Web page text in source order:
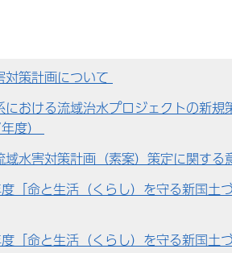
対策計画について
における流域治水プロジェクトの新
度）
域水害対策計画（素案）策定に関す
「命と生活（くらし）を守る新国土
「命と生活（くらし）を守る新国